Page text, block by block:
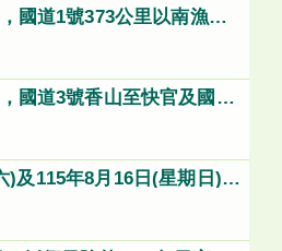
國道1號373公里以南漁港
合降低、禁行大型車或路段
國道3號香山至快官及國道
能採降速管制
)及115年8月16日(星期日)，
閉國道1號漁港高架（373
新生高架雙向全線(373k漁